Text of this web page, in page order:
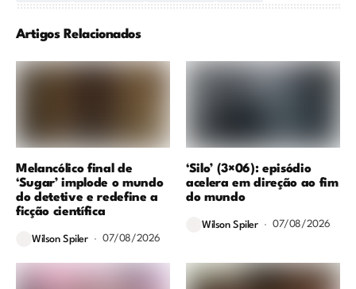
Artigos Relacionados
Melancólico final de
‘Sugar’ implode o mundo
do detetive e redefine a
ficção científica
Wilson Spiler 07/08/2026
‘Silo’ (3×06): episódio
acelera em direção ao fim
do mundo
Wilson Spiler 07/08/2026